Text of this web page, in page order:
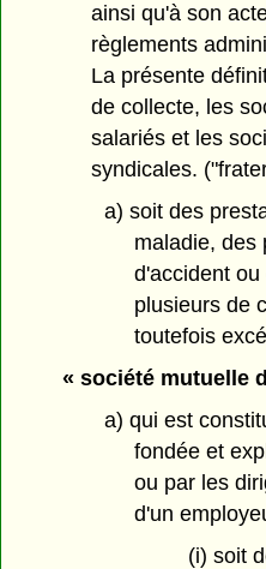
ainsi qu'à son
règlements
La présente
de collecte, les
salariés et les
syndicales.
a) soit des
maladie, des
d'accident
plusieurs de
toutefois
« société mutuelle
a) qui est
fondée et
ou par les
d'un
(i) soit